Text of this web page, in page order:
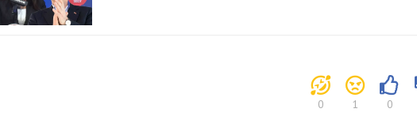
0 1 0